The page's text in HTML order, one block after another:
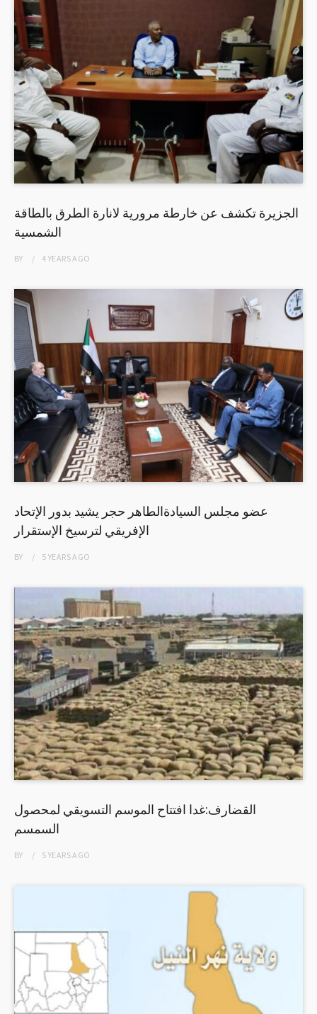
الجزيرة تكشف عن خارطة مرورية لانارة الطرق بالطاقة
الشمسية
BY 4 YEARSAGO
عضو مجلس السيادةالطاهر حجر يشيد بدور الإتحاد
الإفريقي لترسيخ الإستقرار
BY 5 YEARSAGO
القضارف:غدا افتتاح الموسم التسويقي لمحصول
السمسم
BY 5 YEARSAGO